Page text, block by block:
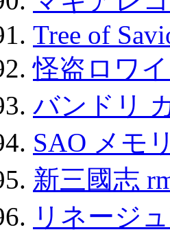
Tree of
怪盗ロワ
バンドリ
SAO メモ
新三國志
リネージ